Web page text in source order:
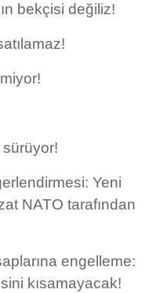
bekçisi değiliz!
sürüyor!
Yeni
NATO tarafından
engelleme:
kısamayacak!